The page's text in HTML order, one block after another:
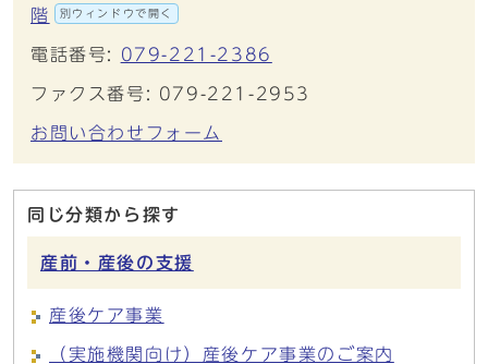
階
別ウィンドウで開く
電話番号: 079-221-2386
ファクス番号: 079-221-2953
お問い合わせフォーム
同じ分類から探す
産前・産後の支援
産後ケア事業
（実施機関向け）産後ケア事業のご案内